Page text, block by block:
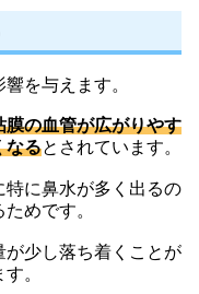
を与えます。
の血管が広がりやす
なるとされています。
に鼻水が多く出るの
めです。
少し落ち着くことが
。